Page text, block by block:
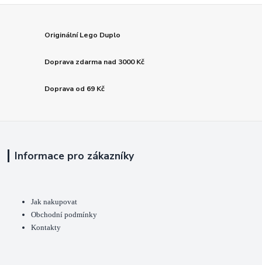
Originální Lego Duplo
Doprava zdarma nad 3000 Kč
Doprava od 69 Kč
Informace pro zákazníky
Jak nakupovat
Obchodní podmínky
Kontakty